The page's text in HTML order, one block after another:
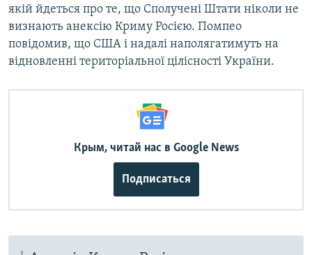
якій йдеться про те, що Сполучені Штати ніколи не
визнають анексію Криму Росією. Помпео
повідомив, що США і надалі наполягатимуть на
відновленні територіальної цілісності України.
Крым, читай нас в Google News
Подписаться